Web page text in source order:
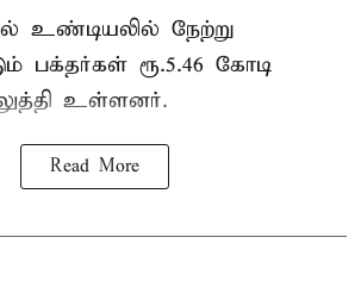
உண்டியலில் நேற்று
பக்தர்கள் ரூ.5.46 கோடி
உள்ளனர்.
Read More